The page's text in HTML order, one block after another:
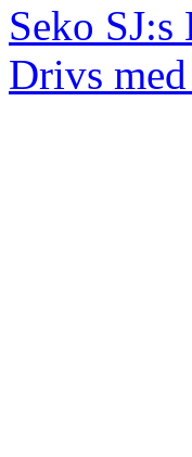
Seko SJ:s
Drivs